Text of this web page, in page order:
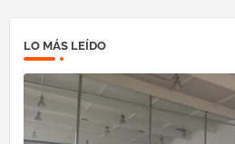
LO MÁS LEÍDO